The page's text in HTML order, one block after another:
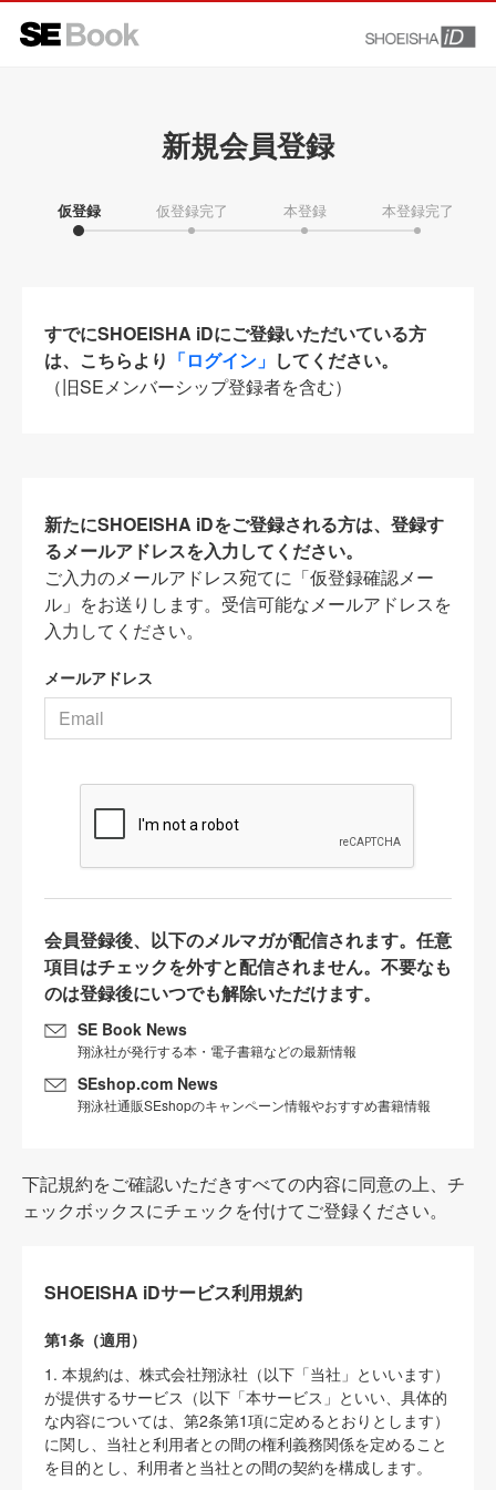
新規会員登録
仮登録 仮登録完了 本登録 本登録完了
すでにSHOEISHA iDにご登録いただいている方
は、こちらより 「ログイン」 してください。
（旧SEメンバーシップ登録者を含む）
新たにSHOEISHA iDをご登録される方は、登録す
るメールアドレスを入力してください。
ご入力のメールアドレス宛てに「仮登録確認メー
ル」をお送りします。受信可能なメールアドレスを
入力してください。
メールアドレス
会員登録後、以下のメルマガが配信されます。任意
項目はチェックを外すと配信されません。不要なも
のは登録後にいつでも解除いただけます。
SE Book News
翔泳社が発行する本・電子書籍などの最新情報
SEshop.com News
翔泳社通販SEshopのキャンペーン情報やおすすめ書籍情報
下記規約をご確認いただきすべての内容に同意の上、チ
ェックボックスにチェックを付けてご登録ください。
SHOEISHA iDサービス利用規約
第1条（適用）
1. 本規約は、株式会社翔泳社（以下「当社」といいます）
が提供するサービス（以下「本サービス」といい、具体的
な内容については、第2条第1項に定めるとおりとします）
に関し、当社と利用者との間の権利義務関係を定めること
を目的とし、利用者と当社との間の契約を構成します。